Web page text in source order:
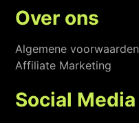
Over ons
Algemene voorwaarden
Affiliate Marketing
Social Media